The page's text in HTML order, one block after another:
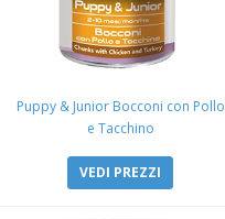
Puppy & Junior Bocconi con Pollo
e Tacchino
VEDI PREZZI